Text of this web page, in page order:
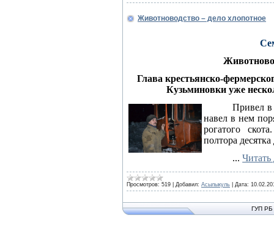
Животноводство – дело хлопотное
Глава крестьянско-
Кузьминовки уже
Привел в
навел в нем
рогатого
полтора
...Читать
Просмотров: 519 Добавил: Асылыкуль Дата:
ГУП РБ